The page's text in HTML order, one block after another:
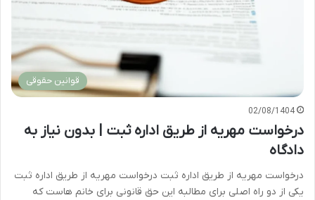
قوانین حقوقی
02/08/1404
درخواست مهریه از طریق اداره ثبت | بدون نیاز به
دادگاه
درخواست مهریه از طریق اداره ثبت درخواست مهریه از طریق اداره ثبت
یکی از دو راه اصلی برای مطالبه این حق قانونی برای خانم هاست که